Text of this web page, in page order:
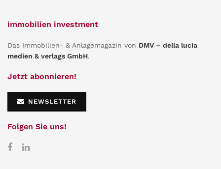
immobilien investment
Das Immobilien- & Anlagemagazin von DMV – della lucia
medien & verlags GmbH.
Jetzt abonnieren!
NEWSLETTER
Folgen Sie uns!